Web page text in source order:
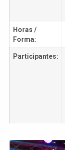
Horas /
Forma:
Participantes: